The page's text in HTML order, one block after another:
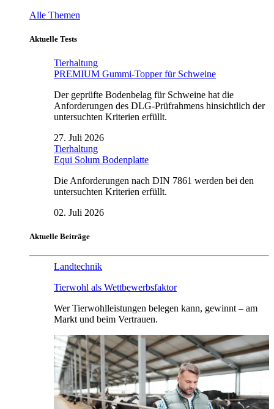
Alle Themen
Aktuelle Tests
Tierhaltung
PREMIUM Gummi-Topper für Schweine
Der geprüfte Bodenbelag für Schweine hat die
Anforderungen des DLG-Prüfrahmens hinsichtlich der
untersuchten Kriterien erfüllt.
27. Juli 2026
Tierhaltung
Equi Solum Bodenplatte
Die Anforderungen nach DIN 7861 werden bei den
untersuchten Kriterien erfüllt.
02. Juli 2026
Aktuelle Beiträge
Landtechnik
Tierwohl als Wettbewerbsfaktor
Wer Tierwohlleistungen belegen kann, gewinnt – am
Markt und beim Vertrauen.